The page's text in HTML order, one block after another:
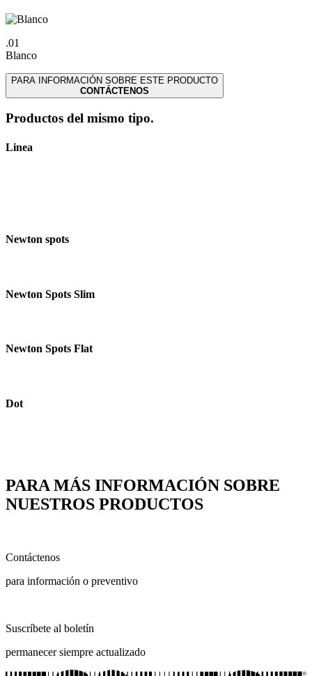
.01
Blanco
PARA INFORMACIÓN SOBRE ESTE PRODUCTO
CONTÁCTENOS
Productos del mismo tipo.
Linea
Newton spots
Newton Spots Slim
Newton Spots Flat
Dot
PARA MÁS INFORMACIÓN SOBRE
NUESTROS PRODUCTOS
Contáctenos
para información o preventivo
Suscríbete al boletín
permanecer siempre actualizado